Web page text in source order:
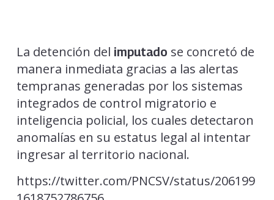
La detención del imputado se concretó de
manera inmediata gracias a las alertas
tempranas generadas por los sistemas
integrados de control migratorio e
inteligencia policial, los cuales detectaron
anomalías en su estatus legal al intentar
ingresar al territorio nacional.
https://twitter.com/PNCSV/status/206199